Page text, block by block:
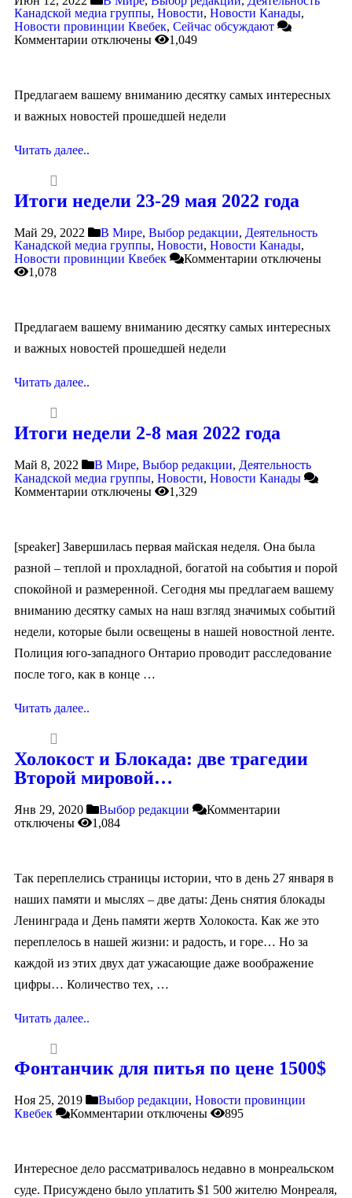
Канадской медиа группы, Новости, Новости Канады,
Новости провинции Квебек, Сейчас обсуждают
Комментарии отключены 1,049
Предлагаем вашему вниманию десятку самых интересных
и важных новостей прошедшей недели
Читать далее..
Итоги недели 23-29 мая 2022 года
Май 29, 2022 В Мире, Выбор редакции, Деятельность
Канадской медиа группы, Новости, Новости Канады,
Новости провинции Квебек
Комментарии отключены
1,078
Предлагаем вашему вниманию десятку самых интересных
и важных новостей прошедшей недели
Читать далее..
Итоги недели 2-8 мая 2022 года
Май 8, 2022 В Мире, Выбор редакции, Деятельность
Канадской медиа группы, Новости, Новости Канады
Комментарии отключены 1,329
[speaker] Завершилась первая майская неделя. Она была
разной – теплой и прохладной, богатой на события и порой
спокойной и размеренной. Сегодня мы предлагаем вашему
вниманию десятку самых на наш взгляд значимых событий
недели, которые были освещены в нашей новостной ленте.
Полиция юго-западного Онтарио проводит расследование
после того, как в конце …
Читать далее..
Холокост и Блокада: две трагедии
Второй мировой…
Янв 29, 2020 Выбор редакции
Комментарии
отключены
1,084
Так переплелись страницы истории, что в день 27 января в
наших памяти и мыслях – две даты: День снятия блокады
Ленинграда и День памяти жертв Холокоста. Как же это
переплелось в нашей жизни: и радость, и горе… Но за
каждой из этих двух дат ужасающие даже воображение
цифры… Количество тех, …
Читать далее..
Фонтанчик для питья по цене 1500$
Ноя 25, 2019 Выбор редакции, Новости провинции
Квебек
Комментарии отключены 895
Интересное дело рассматривалось недавно в монреальском
суде. Присуждено было уплатить $1 500 жителю Монреаля,